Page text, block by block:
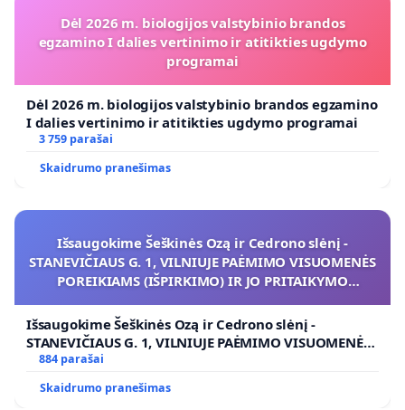
Dėl 2026 m. biologijos valstybinio brandos
egzamino I dalies vertinimo ir atitikties ugdymo
programai
Dėl 2026 m. biologijos valstybinio brandos egzamino
I dalies vertinimo ir atitikties ugdymo programai
3 759 parašai
Skaidrumo pranešimas
Išsaugokime Šeškinės Ozą ir Cedrono slėnį -
STANEVIČIAUS G. 1, VILNIUJE PAĖMIMO VISUOMENĖS
POREIKIAMS (IŠPIRKIMO) IR JO PRITAIKYMO
Išsaugokime Šeškinės Ozą ir Cedrono slėnį -
STANEVIČIAUS G. 1, VILNIUJE PAĖMIMO VISUOMENĖS
POREIKIAMS (IŠPIRKIMO) IR JO PRITAIKYMO VIEŠAJAI
884 parašai
Skaidrumo pranešimas